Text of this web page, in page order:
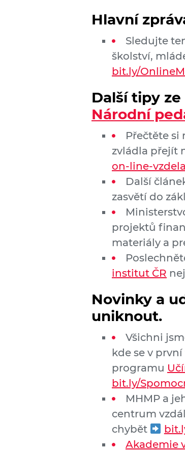
Hlavní
Sledujte
školství,
bit.ly/
Další tipy ze
Národní
Přečtěte si
zvládla přejít
on-line-vzd
Další
zasvětí do
projektů
materiály a
institut ČR
Novinky a
uniknout.
Všichni
kde se v
programu
bit.ly/
MHMP a
centrum
chybět
Akademie